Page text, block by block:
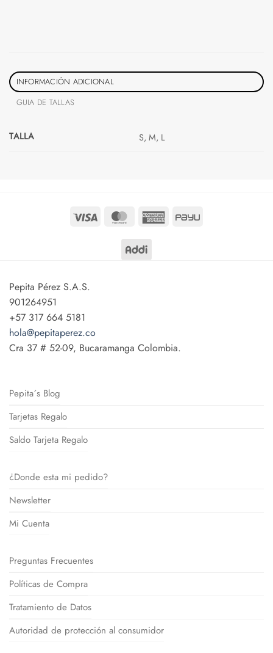
INFORMACIÓN ADICIONAL
GUIA DE TALLAS
TALLA S, M, L
Visa MasterCardAmericanPayU
Pepita Pérez S.A.S.
901264951
+57 317 664 5181
hola@pepitaperez.co
Cra 37 # 52-09, Bucaramanga Colombia.
Pepita´s Blog
Tarjetas Regalo
Saldo Tarjeta Regalo
¿Donde esta mi pedido?
Newsletter
Mi Cuenta
Preguntas Frecuentes
Políticas de Compra
Tratamiento de Datos
Autoridad de protección al consumidor